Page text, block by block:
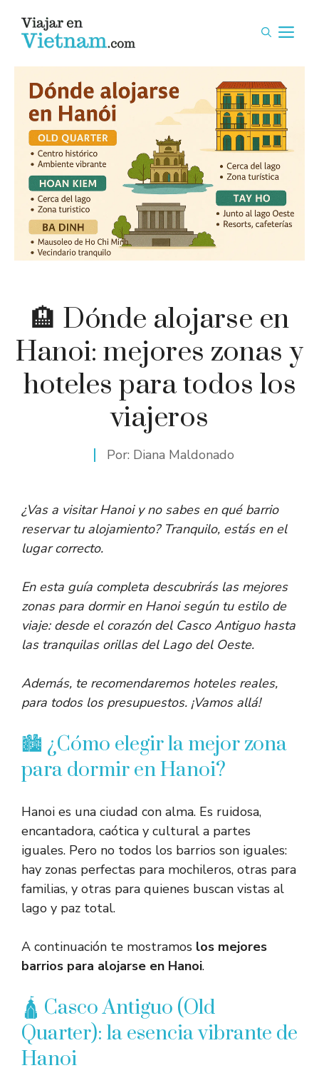
contenido
🏨 Dónde alojarse en
Hanoi: mejores zonas y
hoteles para todos los
viajeros
Por: Diana Maldonado
¿Vas a visitar Hanoi y no sabes en qué barrio
reservar tu alojamiento? Tranquilo, estás en el
lugar correcto.
En esta guía completa descubrirás las mejores
zonas para dormir en Hanoi según tu estilo de
viaje: desde el corazón del Casco Antiguo hasta
las tranquilas orillas del Lago del Oeste.
Además, te recomendaremos hoteles reales,
para todos los presupuestos. ¡Vamos allá!
🏙️ ¿Cómo elegir la mejor zona
para dormir en Hanoi?
Hanoi es una ciudad con alma. Es ruidosa,
encantadora, caótica y cultural a partes
iguales. Pero no todos los barrios son iguales:
hay zonas perfectas para mochileros, otras para
familias, y otras para quienes buscan vistas al
lago y paz total.
A continuación te mostramos los mejores
barrios para alojarse en Hanoi.
🛕 Casco Antiguo (Old
Quarter): la esencia vibrante de
Hanoi